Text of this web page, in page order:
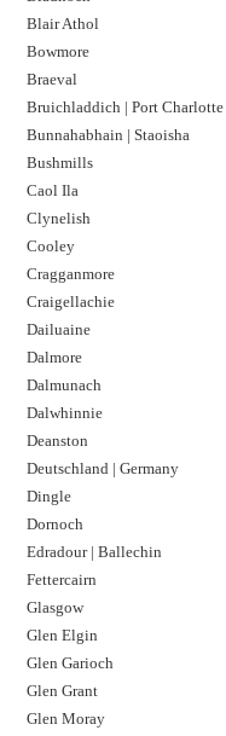
Blair Athol
Bowmore
Braeval
Bruichladdich | Port Charlotte
Bunnahabhain | Staoisha
Bushmills
Caol Ila
Clynelish
Cooley
Cragganmore
Craigellachie
Dailuaine
Dalmore​
Dalmunach
Dalwhinnie
Deanston
Deutschland | Germany
Dingle
Dornoch
Edradour | Ballechin
Fettercairn
Glasgow
Glen Elgin
Glen Garioch
Glen Grant
Glen Moray